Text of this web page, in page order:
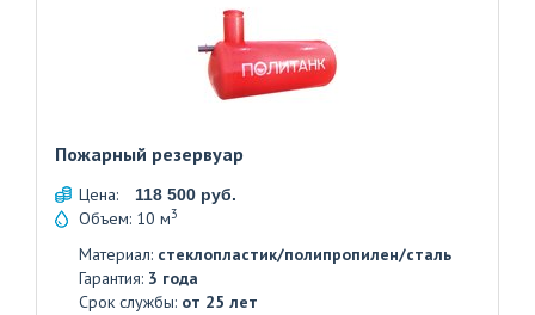
Пожарный резервуар
Цена: 118 500 руб.
Объем: 10 м3
Материал: стеклопластик/полипропилен/сталь
Гарантия: 3 года
Срок службы: от 25 лет